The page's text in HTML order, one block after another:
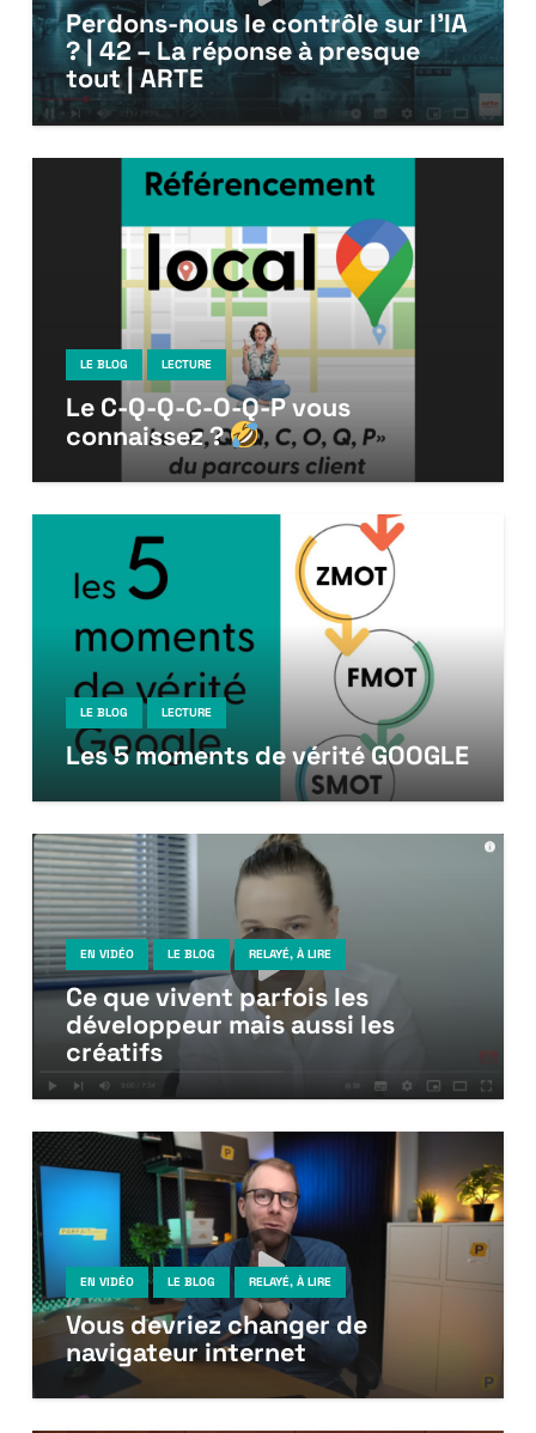
Perdons-nous le contrôle sur l’IA
? | 42 – La réponse à presque
tout | ARTE
LE BLOG LECTURE
Le C-Q-Q-C-O-Q-P vous
connaissez ?
LE BLOG LECTURE
Les 5 moments de vérité GOOGLE
EN VIDÉO LE BLOG RELAYÉ, À LIRE
Ce que vivent parfois les
développeur mais aussi les
créatifs
EN VIDÉO LE BLOG RELAYÉ, À LIRE
Vous devriez changer de
navigateur internet